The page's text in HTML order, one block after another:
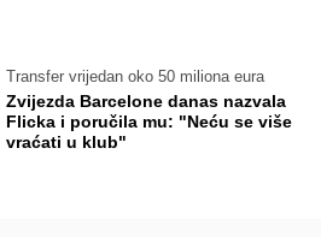
Transfer vrijedan oko 50 miliona eura
Zvijezda Barcelone danas nazvala
Flicka i poručila mu: "Neću se više
vraćati u klub"